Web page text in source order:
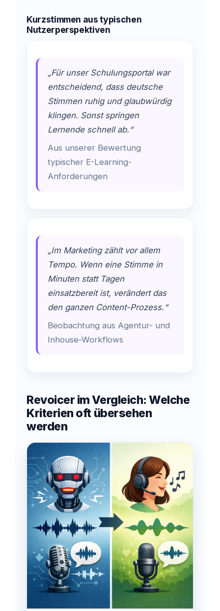
Kurzstimmen aus typischen
Nutzerperspektiven
„Für unser Schulungsportal war
entscheidend, dass deutsche
Stimmen ruhig und glaubwürdig
klingen. Sonst springen
Lernende schnell ab.“
Aus unserer Bewertung
typischer E-Learning-
Anforderungen
„Im Marketing zählt vor allem
Tempo. Wenn eine Stimme in
Minuten statt Tagen
einsatzbereit ist, verändert das
den ganzen Content-Prozess.“
Beobachtung aus Agentur- und
Inhouse-Workflows
Revoicer im Vergleich: Welche
Kriterien oft übersehen
werden